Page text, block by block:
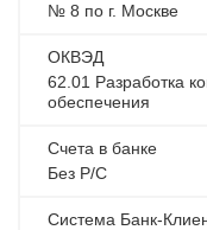
№ 8 по г. Москве
ОКВЭД
62.01 Разработка
обеспечения
Счета в банке
Без Р/С
Система Банк-